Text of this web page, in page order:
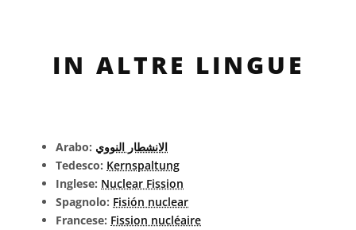
IN ALTRE LINGUE
Arabo: الانشطار النووي
Tedesco: Kernspaltung
Inglese: Nuclear Fission
Spagnolo: Fisión nuclear
Francese: Fission nucléaire